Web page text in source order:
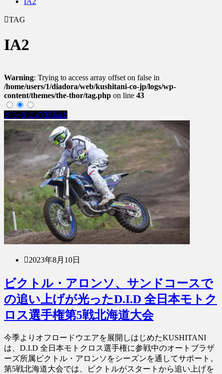
TAG
IA2
Warning: Trying to access array offset on false in
/home/users/1/diadora/web/kushitani-co-jp/logs/wp-
content/themes/the-thor/tag.php on line 43
クシタニの製品は
2023年8月10日
ビクトル・アロンソ、サンドコースで
の追い上げが光ったD.I.D 全日本モトク
ロス選手権第5戦北海道大会
今季よりオフロードウエアを展開しはじめたKUSHITANI
は、D.I.D 全日本モトクロス選手権に参戦中のオートブラザ
ーズ所属ビクトル・アロンソをシーズンを通してサポート。
第5戦北海道大会では、ビクトルがスタートから追い上げを